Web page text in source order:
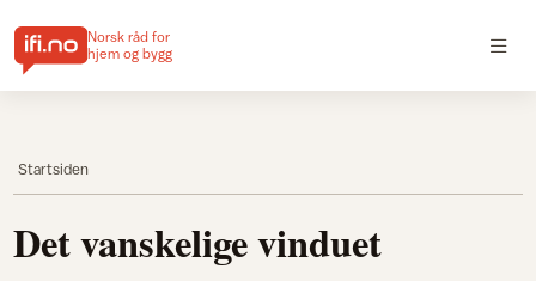
Norsk råd for
hjem og bygg
Startsiden
Det vanskelige vinduet